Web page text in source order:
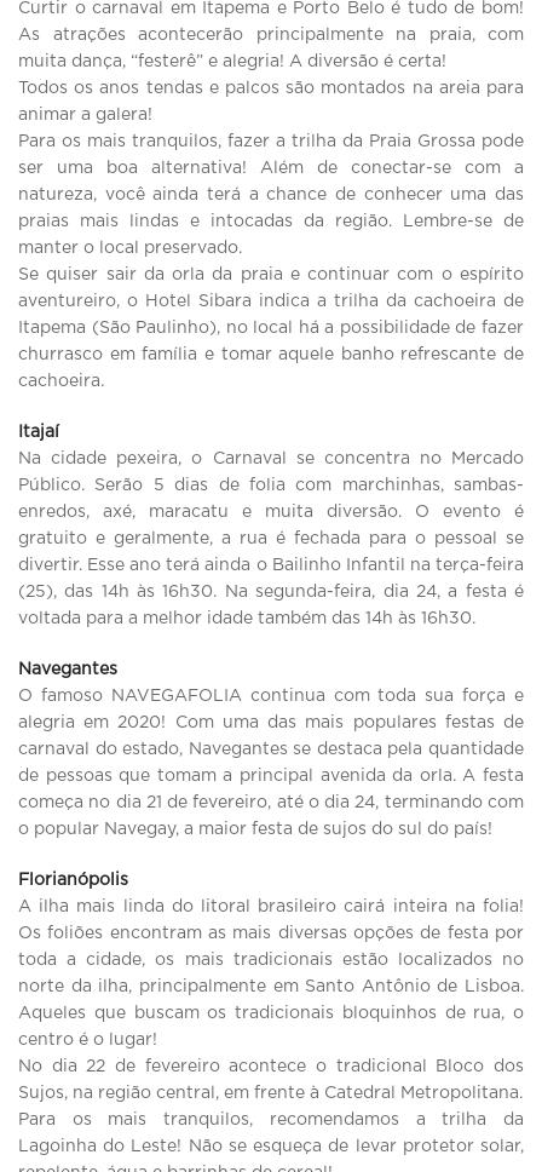
Curtir o carnaval em Itapema e Porto Belo é tudo de bom!
As atrações acontecerão principalmente na praia, com
muita dança, “festerê” e alegria! A diversão é certa!
Todos os anos tendas e palcos são montados na areia para
animar a galera!
Para os mais tranquilos, fazer a trilha da Praia Grossa pode
ser uma boa alternativa! Além de conectar-se com a
natureza, você ainda terá a chance de conhecer uma das
praias mais lindas e intocadas da região. Lembre-se de
manter o local preservado.
Se quiser sair da orla da praia e continuar com o espírito
aventureiro, o Hotel Sibara indica a trilha da cachoeira de
Itapema (São Paulinho), no local há a possibilidade de fazer
churrasco em família e tomar aquele banho refrescante de
cachoeira.
Itajaí
Na cidade pexeira, o Carnaval se concentra no Mercado
Público. Serão 5 dias de folia com marchinhas, sambas-
enredos, axé, maracatu e muita diversão. O evento é
gratuito e geralmente, a rua é fechada para o pessoal se
divertir. Esse ano terá ainda o Bailinho Infantil na terça-feira
(25), das 14h às 16h30. Na segunda-feira, dia 24, a festa é
voltada para a melhor idade também das 14h às 16h30.
Navegantes
O famoso NAVEGAFOLIA continua com toda sua força e
alegria em 2020! Com uma das mais populares festas de
carnaval do estado, Navegantes se destaca pela quantidade
de pessoas que tomam a principal avenida da orla. A festa
começa no dia 21 de fevereiro, até o dia 24, terminando com
o popular Navegay, a maior festa de sujos do sul do país!
Florianópolis
A ilha mais linda do litoral brasileiro cairá inteira na folia!
Os foliões encontram as mais diversas opções de festa por
toda a cidade, os mais tradicionais estão localizados no
norte da ilha, principalmente em Santo Antônio de Lisboa.
Aqueles que buscam os tradicionais bloquinhos de rua, o
centro é o lugar!
No dia 22 de fevereiro acontece o tradicional Bloco dos
Sujos, na região central, em frente à Catedral Metropolitana.
Para os mais tranquilos, recomendamos a trilha da
Lagoinha do Leste! Não se esqueça de levar protetor solar,